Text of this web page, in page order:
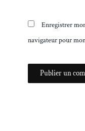
Enregistrer
navigateur pour